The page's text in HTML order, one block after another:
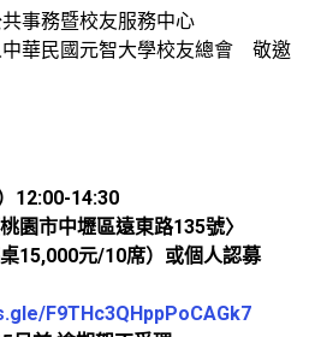
公共事務暨校友服務中心
中華民國元智大學校友總會 敬邀
12:00-14:30
園市中壢區遠東路135號〉
15,000元/10席）或個人認募
F9THc3QHppPoCAGk7